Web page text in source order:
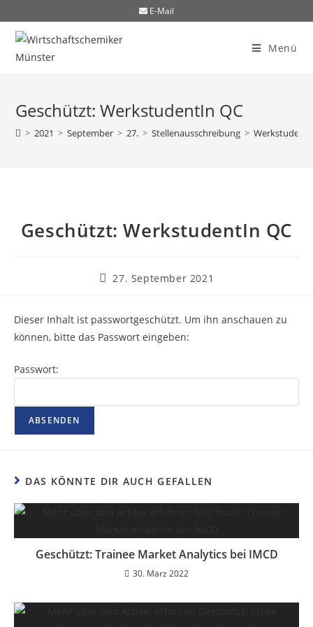
E-Mail
Menü
Geschützt: WerkstudentIn QC
> 2021 > September > 27. > Stellenausschreibung >
Geschützt: WerkstudentIn QC
27. September 2021
Dieser Inhalt ist passwortgeschützt. Um ihn anschauen zu
können, bitte das Passwort eingeben:
Passwort:
DAS KÖNNTE DIR AUCH GEFALLEN
Geschützt: Trainee Market Analytics bei IMCD
30. März 2022